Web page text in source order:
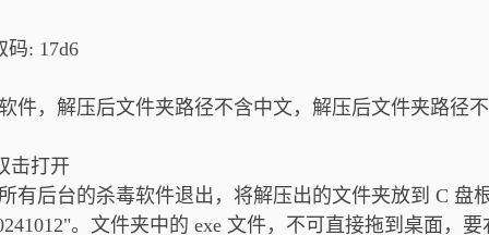
: 17d6
件，解压后文件夹路径不含中文，解压后文件夹路径
击打开
有后台的杀毒软件退出，将解压出的文件夹放到 C 盘
。文件夹中的 exe 文件，不可直接拖到桌面，要